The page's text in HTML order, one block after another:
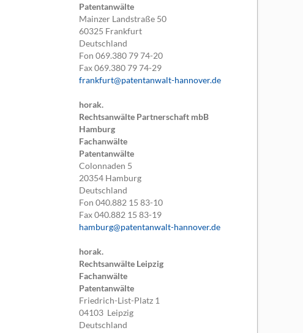
Patentanwälte
Mainzer Landstraße 50
60325 Frankfurt
Deutschland
Fon069.380 79 74-20
Fax069.380 79 74-29
frankfurt@patentanwalt-hannover.de
horak.
Rechtsanwälte Partnerschaft mbB
Hamburg
Fachanwälte
Patentanwälte
Colonnaden 5
20354 Hamburg
Deutschland
Fon040.882 15 83-10
Fax040.882 15 83-19
hamburg@patentanwalt-hannover.de
horak.
Rechtsanwälte Leipzig
Fachanwälte
Patentanwälte
Friedrich-List-Platz 1
04103 Leipzig
Deutschland